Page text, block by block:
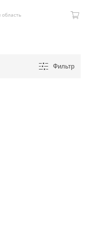
область
Фильтр